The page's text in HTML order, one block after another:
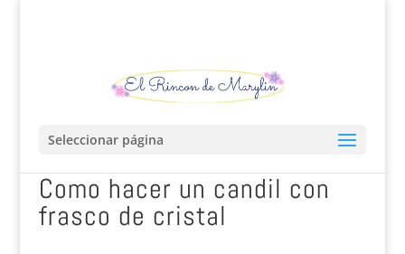
Seleccionar página
Como hacer un candil con
frasco de cristal